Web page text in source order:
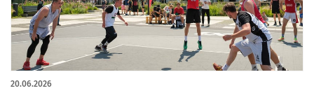
20.06.2026
artykuł z galerią zdjęć